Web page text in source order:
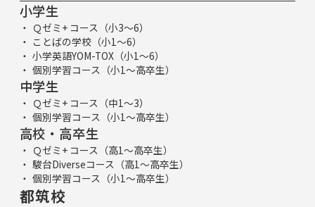
小学生
Ｑゼミ+ コース（小3～6）
ことばの学校（小1～6）
小学英語YOM-TOX（小1～6）
個別学習コース（小1～高卒生）
中学生
Ｑゼミ+ コース（中1～3）
個別学習コース（小1～高卒生）
高校・高卒生
Ｑゼミ+ コース（高1～高卒生）
駿台Diverseコース（高1～高卒生）
個別学習コース（小1～高卒生）
都筑校